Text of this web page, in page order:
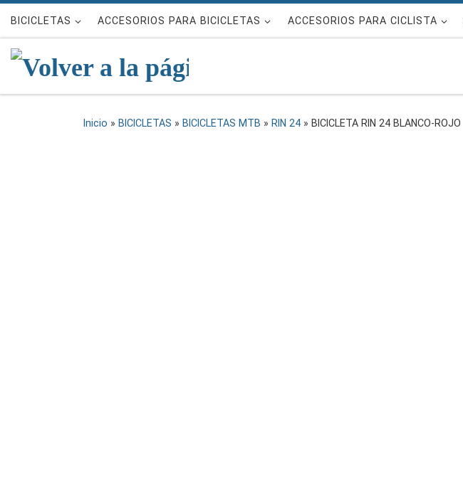
Saltar al contenido
BICICLETAS ACCESORIOS PARA BICICLETAS ACCESORIOS PARA CICLISTA
Inicio » BICICLETAS » BICICLETAS MTB » RIN 24 » BICICLETA RIN 24 BLANCO-ROJO